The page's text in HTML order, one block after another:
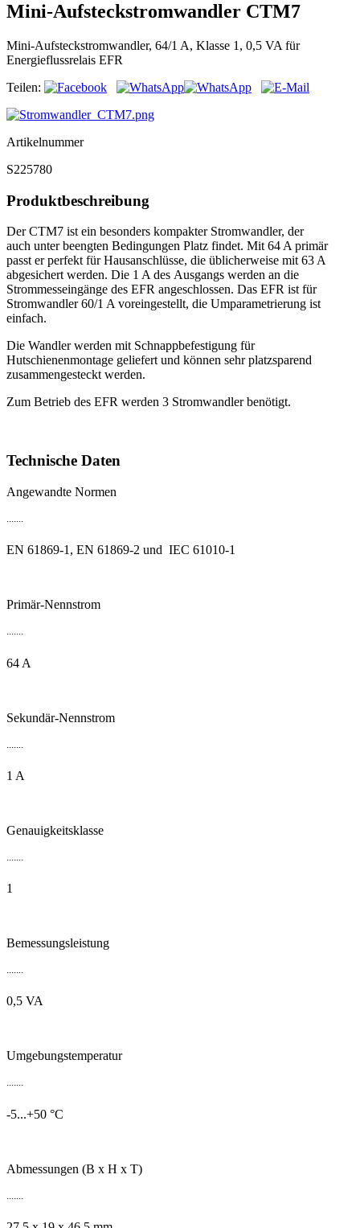
Mini-Aufsteckstromwandler CTM7
Mini-Aufsteckstromwandler, 64/1 A, Klasse 1, 0,5 VA für
Energieflussrelais EFR
Teilen:
Artikelnummer
S225780
Produktbeschreibung
Der CTM7 ist ein besonders kompakter Stromwandler, der
auch unter beengten Bedingungen Platz findet. Mit 64 A primär
passt er perfekt für Hausanschlüsse, die üblicherweise mit 63 A
abgesichert werden. Die 1 A des Ausgangs werden an die
Strommesseingänge des EFR angeschlossen. Das EFR ist für
Stromwandler 60/1 A voreingestellt, die Umparametrierung ist
einfach.
Die Wandler werden mit Schnappbefestigung für
Hutschienenmontage geliefert und können sehr platzsparend
zusammengesteckt werden.
Zum Betrieb des EFR werden 3 Stromwandler benötigt.
Technische Daten
Angewandte Normen
EN 61869-1, EN 61869-2 und IEC 61010-1
Primär-Nennstrom
.......
64 A
Sekundär-Nennstrom
1 A
Genauigkeitsklasse
1
Bemessungsleistung
.......
0,5 VA
Umgebungstemperatur
.......
-5...+50 °C
Abmessungen (B x H x T)